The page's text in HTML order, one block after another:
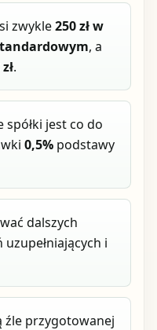
zwykle250 zł w
, a
.
spółki jest co do
0,5% podstawy
dalszych
i
źle przygotowanej